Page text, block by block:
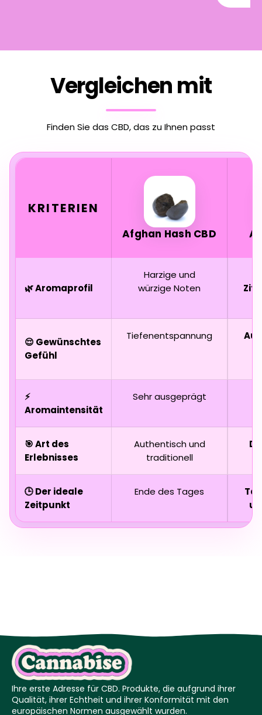
Vergleichen mit
Finden Sie das CBD, das zu Ihnen passt
KRITERIEN
Afghan Hash CBD
🌿 Aromaprofil
Harzige und
würzige Noten
😌 Gewünschtes
Gefühl
Tiefenentspannung
⚡
Aromaintensität
Sehr ausgeprägt
🎯 Art des
Erlebnisses
Authentisch und
traditionell
🕒 Der ideale
Zeitpunkt
Ende des Tages
Ihre erste Adresse für CBD. Produkte, die aufgrund ihrer
Qualität, ihrer Echtheit und ihrer Konformität mit den
europäischen Normen ausgewählt wurden.